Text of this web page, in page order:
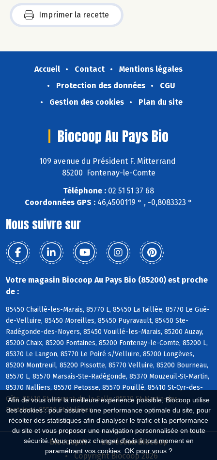
Afin de vous offrir la meilleure expérience possible, Biocoop utilise
des cookies : pour assurer une performance optimale du site, pour
récolter des statistiques afin d'analyser le trafic et la performance
du site et vous proposer une navigation personnalisée en toute
sécurité. Vous pouvez changer d'avis à tout moment en
paramétrant vos cookies. OK pour vous ?
Imprimer la recette
Accueil Contact
Mentions légales
Protection des données
CGU
Gestion des cookies
Plan du site
Biocoop Au Pays Bio
109 avenue du Président F. Mitterrand
85200 Fontenay-le-Comte
Téléphone : 02 51 51 37 68
Coordonnées GPS : 46,4500119 ° , -0,8083323 °
Nous suivre sur
Votre magasin Biocoop Au Pays Bio (85200) est proche
de :
85450 Chaillé-les-Marais, 85770 L, 85450 La Taillée, 85770 Le Gué-
de-Velluire, 85450 Moreilles, 85450 Puyravault, 85450 Ste-
Radégonde-des-Noyers, 85450 Vouillé-les-Marais, 85200 Auzay,
85200 Chaix, 85200 Fontaines, 85200 Fontenay-le-Comte, 85200 L,
85370 Le Langon, 85770 Le Poiré s/Velluire, 85200 Longèves,
85200 Montreuil, 85200 Pissotte, 85770 Velluire, 85200 Bourneau,
85570 L, 85570 Marsais-Ste-Radégonde, 85370 Mouzeuil-St-Martin,
85370 Nalliers, 85570 Petosse, 85570 Pouillé, 85410 St-Cyr-des-
Gâts, 85410 St-Laurent-de-la-Salle, 85570 St-Martin-des-
Fontaines, 85570 St-Valérien
Biocoop.fr
Le réseau Biocoop
Copyright Biocoop 2026